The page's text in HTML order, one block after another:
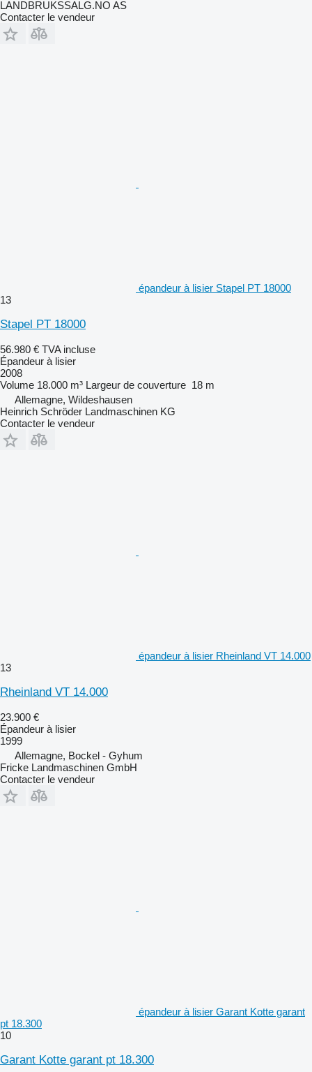
LANDBRUKSSALG.NO AS
Contacter le vendeur
épandeur à lisier Stapel PT 18000
13
Stapel PT 18000
56.980 € TVA incluse
Épandeur à lisier
2008
Volume 18.000 m³ Largeur de couverture 18 m
Allemagne, Wildeshausen
Heinrich Schröder Landmaschinen KG
Contacter le vendeur
épandeur à lisier Rheinland VT 14.000
13
Rheinland VT 14.000
23.900 €
Épandeur à lisier
1999
Allemagne, Bockel - Gyhum
Fricke Landmaschinen GmbH
Contacter le vendeur
épandeur à lisier Garant Kotte garant
pt 18.300
10
Garant Kotte garant pt 18.300